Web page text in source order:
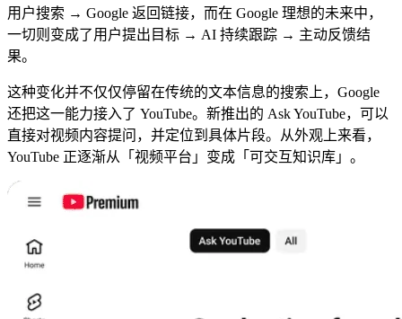
用户搜索 → Google 返回链接，而在 Google 理想的未来中，
一切则变成了用户提出目标 → AI 持续跟踪 → 主动反馈结
果。
这种变化并不仅仅停留在传统的文本信息的搜索上，Google
还把这一能力接入了 YouTube。新推出的 Ask YouTube，可以
直接对视频内容提问，并定位到具体片段。从外观上来看，
YouTube 正逐渐从「视频平台」变成「可交互知识库」。